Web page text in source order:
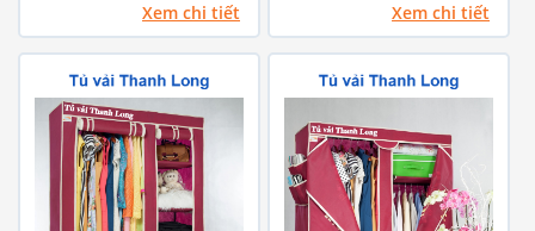
Xem chi tiết Xem chi tiết